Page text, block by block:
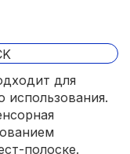
для
использования.
полоске.